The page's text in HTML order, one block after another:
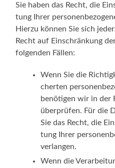
Sie haben das Recht, die
tung Ihrer
Hier­zu kön­nen Sie sich
Recht auf Ein­schrän­kung
fol­gen­den Fällen:
Wenn Sie die
cher­ten
benö­ti­gen wir in der
über­prü­fen. Für die
Sie das Recht, die
tung Ihrer
verlangen.
Wenn die